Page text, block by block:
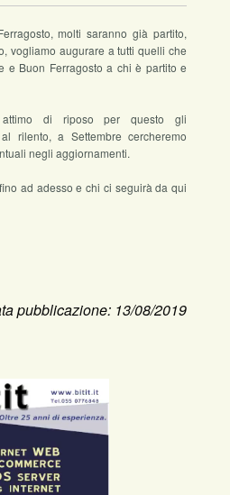
molti saranno già partito,
vogliamo augurare a tutti quelli che
e Buon Ferragosto a chi è partito e
di riposo per questo gli
rilento, a Settembre cercheremo
negli aggiornamenti.
ad adesso e chi ci seguirà da qui
pubblicazione: 13/08/2019